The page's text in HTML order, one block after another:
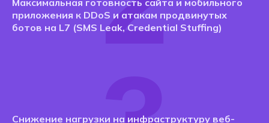
Максимальная готовность сайта и мобильного
приложения к DDoS и атакам продвинутых
ботов на L7 (SMS Leak, Credential Stuffing)
Снижение нагрузки на инфраструктуру веб-